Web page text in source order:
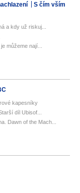
S čím vším
a kdy už riskuj...
můžeme nají...
kapesníky
díl Ubisof...
Dawn of the Mach...